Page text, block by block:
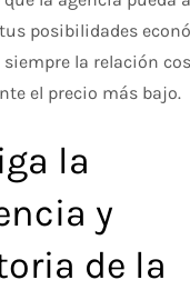
posibilidades
la relación
el precio más bajo.​
la
y
de la